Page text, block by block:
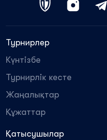
Турнирлер
Күнтізбе
Турнирлік кесте
Жаңалықтар
Құжаттар
Қатысушылар